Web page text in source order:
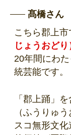
髙橋さん
こちら郡上
じょうおど
20年間にわ
統芸能です。
「郡上踊」
（ふうりゅ
スコ無形文